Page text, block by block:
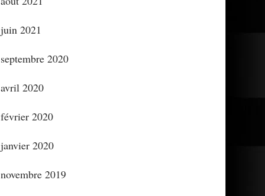
juin 2021
septembre 2020
avril 2020
février 2020
janvier 2020
novembre 2019